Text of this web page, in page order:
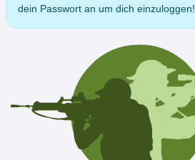
dein Passwort an um dich einzuloggen!